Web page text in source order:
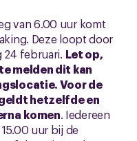
van 6.00 uur komt
Deze loopt door
24 februari. Let op,
melden dit kan
Voor de
hetzelfde en
komen. Iedereen
uur bij de